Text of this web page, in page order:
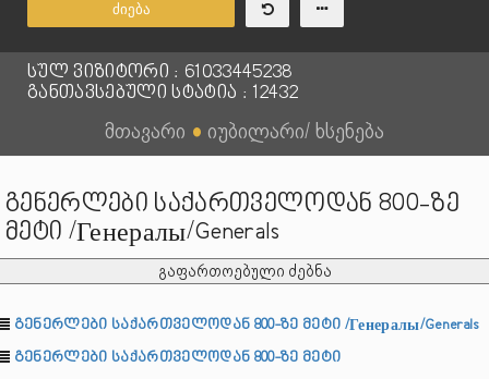
ძიება
სულ ვიზიტორი : 61033445238
განთავსებული სტატია : 12432
მთავარი ● იუბილარი/ ხსენება
გენერლები საქართველოდან 800-ზე
მეტი /Генералы/Generals
გაფართოებული ძებნა
გენერლები საქართველოდან 800-ზე მეტი /Генералы/Generals
გენერლები საქართველოდან 800-ზე მეტი